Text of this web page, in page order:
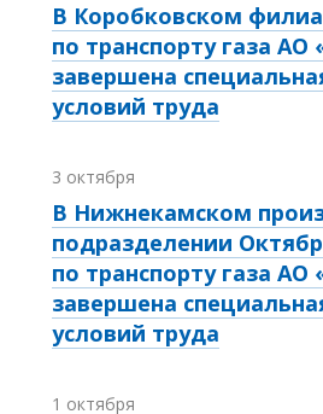
В Коробковском
по транспорту газа АО
завершена
условий труда
3 октября
В Нижнекамском
подразделении
по транспорту газа АО
завершена
условий труда
1 октября